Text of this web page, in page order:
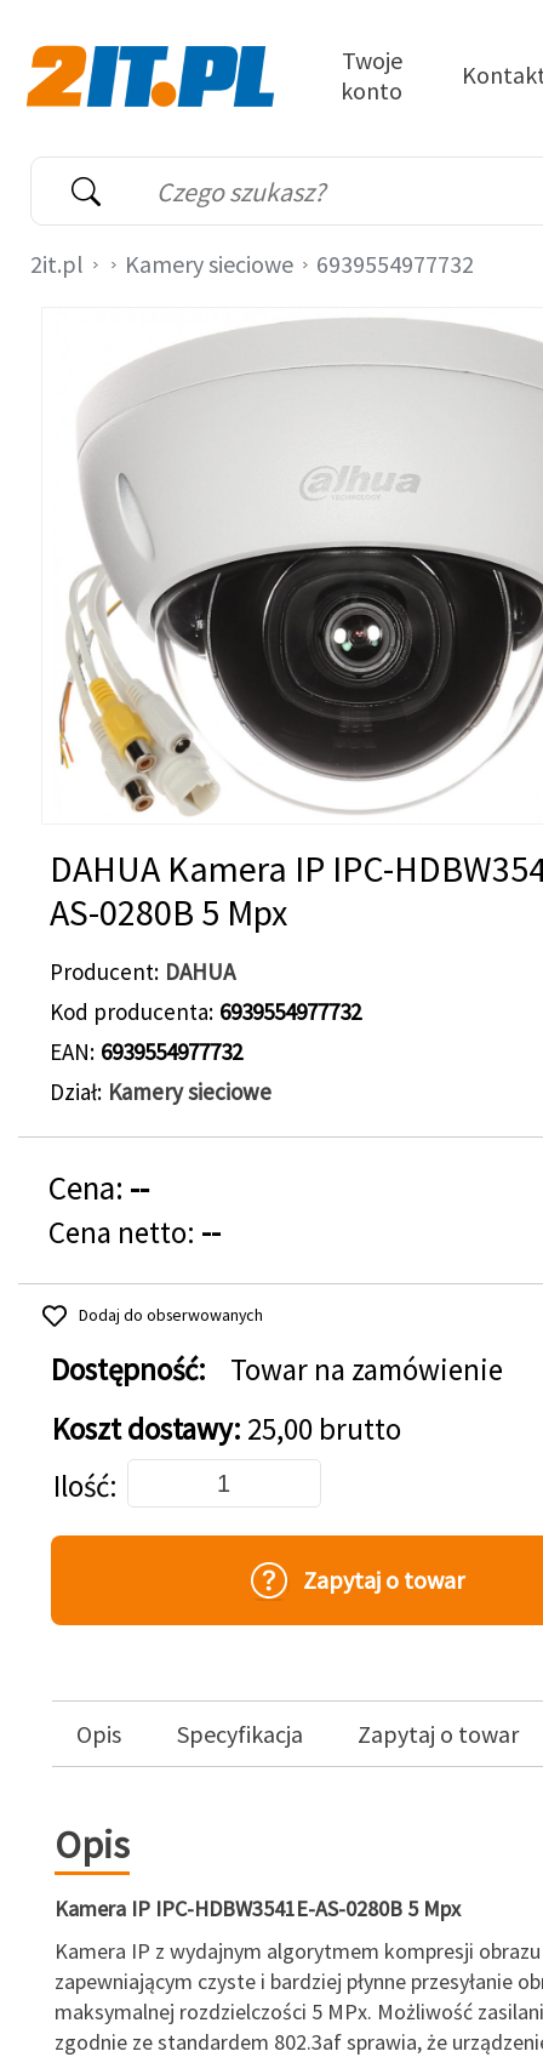
Wyszukiwarka
Słowo kluczowe
Twoje
konto
2it.pl Kamery sieciowe 6939554977732
DAHUA Kamera IP IPC-
AS-0280B 5 Mpx
Producent DAHUA
Kod producenta 6939554977732
EAN 6939554977732
Dział Kamery sieciowe
Cena: --
Cena netto: --
Dodaj do obserwowanych
Dostępność:
Towar na zamówienie
Koszt dostawy: 25,00 brutto
Dodaj do koszyka
Ilość
Zapytaj o towar
Opis Specyfikacja Zapytaj o towar
Opis
Kamera IP IPC-HDBW3541E-AS-0280B 5 Mpx
Kamera IP z wydajnym algorytmem kompresji
zapewniającym czyste i bardziej płynne przesyłanie
maksymalnej rozdzielczości 5 MPx. Możliwość
zgodnie ze standardem 802.3af sprawia, że